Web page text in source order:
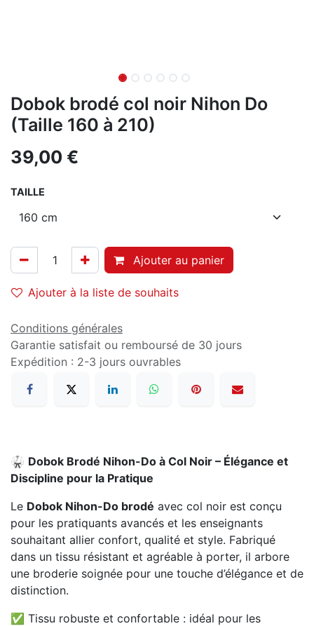
Dobok brodé col noir Nihon Do
(Taille 160 à 210)
39,00 €
TAILLE
Ajouter au panier
Ajouter à la liste de souhaits
Conditions générales
Garantie satisfait ou remboursé de 30 jours
Expédition : 2-3 jours ouvrables
🥋 Dobok Brodé Nihon-Do à Col Noir – Élégance et
Discipline pour la Pratique
Le Dobok Nihon-Do brodé avec col noir est conçu
pour les pratiquants avancés et les enseignants
souhaitant allier confort, qualité et style. Fabriqué
dans un tissu résistant et agréable à porter, il arbore
une broderie soignée pour une touche d’élégance et de
distinction.
✅ Tissu robuste et confortable : idéal pour les